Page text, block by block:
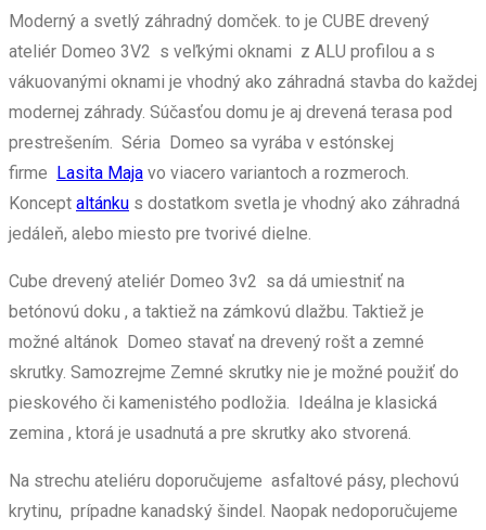
Moderný a svetlý záhradný domček. to je CUBE drevený
ateliér Domeo 3V2 s veľkými oknami z ALU profilou a s
vákuovanými oknami je vhodný ako záhradná stavba do každej
modernej záhrady. Súčasťou domu je aj drevená terasa pod
prestrešením. Séria Domeo sa vyrába v estónskej
firme Lasita Maja vo viacero variantoch a rozmeroch.
Koncept altánku s dostatkom svetla je vhodný ako záhradná
jedáleň, alebo miesto pre tvorivé dielne.
Cube drevený ateliér Domeo 3v2 sa dá umiestniť na
betónovú doku , a taktiež na zámkovú dlažbu. Taktiež je
možné altánok Domeo stavať na drevený rošt a zemné
skrutky. Samozrejme Zemné skrutky nie je možné použiť do
pieskového či kamenistého podložia. Ideálna je klasická
zemina , ktorá je usadnutá a pre skrutky ako stvorená.
Na strechu ateliéru doporučujeme asfaltové pásy, plechovú
krytinu, prípadne kanadský šindel. Naopak nedoporučujeme